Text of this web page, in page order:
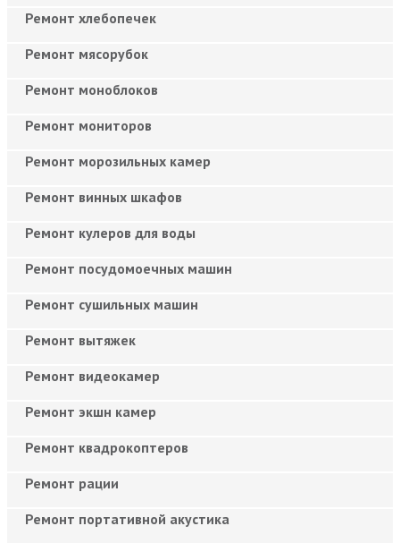
Ремонт хлебопечек
Ремонт мясорубок
Ремонт моноблоков
Ремонт мониторов
Ремонт морозильных камер
Ремонт винных шкафов
Ремонт кулеров для воды
Ремонт посудомоечных машин
Ремонт сушильных машин
Ремонт вытяжек
Ремонт видеокамер
Ремонт экшн камер
Ремонт квадрокоптеров
Ремонт рации
Ремонт портативной акустика